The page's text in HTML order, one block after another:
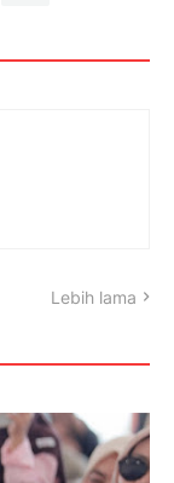
Lebih lama